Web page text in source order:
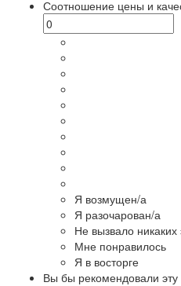
Соотношение цены и
Я возмущен/а
Я разочарован/а
Не вызвало
Мне понравилось
Я в восторге
Вы бы рекомендовали эту